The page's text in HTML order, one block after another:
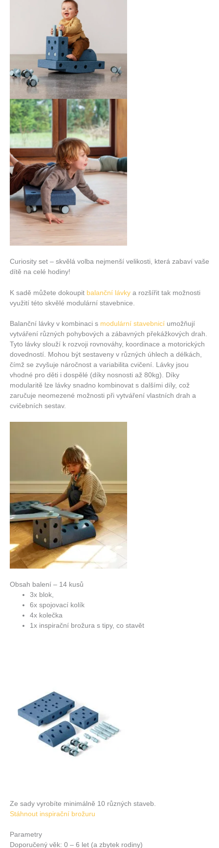
Curiosity set – skvělá volba nejmenší velikosti, která zabaví vaše
dítě na celé hodiny!
K sadě můžete dokoupit balanční lávky a rozšířit tak možnosti
využití této skvělé modulární stavebnice.
Balanční lávky v kombinaci s modulární stavebnicí umožňují
vytváření různých pohybových a zábavných překážkových drah.
Tyto lávky slouží k rozvoji rovnováhy, koordinace a motorických
dovedností. Mohou být sestaveny v různých úhlech a délkách,
čímž se zvyšuje náročnost a variabilita cvičení. Lávky jsou
vhodné pro děti i dospělé (díky nosnosti až 80kg). Díky
modularitě lze lávky snadno kombinovat s dalšími díly, což
zaručuje neomezené možnosti při vytváření vlastních drah a
cvičebních sestav.
Obsah balení – 14 kusů
3x blok,
6x spojovací kolík
4x kolečka
1x inspirační brožura s tipy, co stavět
Ze sady vyrobíte minimálně 10 různých staveb.
Stáhnout inspirační brožuru
Parametry
Doporučený věk: 0 – 6 let (a zbytek rodiny)